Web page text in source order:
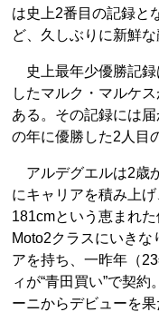
は史上2番目の記録と
ど、久しぶりに新鮮
史上最年少優勝記録
したマルク・マルケ
ある。その記録には
の年に優勝した2人目
アルデグエルは2歳
にキャリアを積み上
181cmという恵まれ
Moto2クラスにいきな
アを持ち、一昨年（
ィが“青田買い”で契
ーニからデビューを果